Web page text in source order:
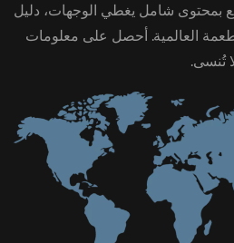
بمحتوى شامل يغطي الوجهات، دليل
العالمية. أحصل على معلومات
تُنسى.